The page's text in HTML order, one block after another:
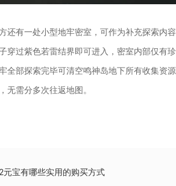
还有一处小型地牢密室，可作为补充探索内
穿过紫色若雷结界即可进入，密室内部仅有
全部探索完毕可清空鸣神岛地下所有收集资
无需分多次往返地图。
元宝有哪些实用的购买方式